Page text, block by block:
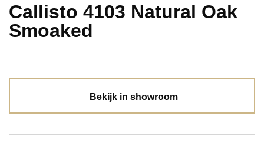
Callisto 4103 Natural Oak
Smoaked
Bekijk in showroom